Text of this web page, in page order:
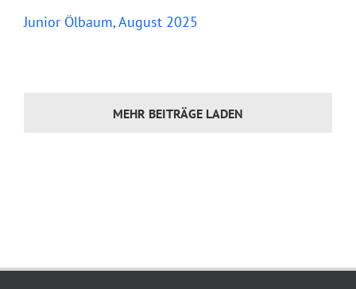
Junior Ölbaum, August 2025
MEHR BEITRÄGE LADEN